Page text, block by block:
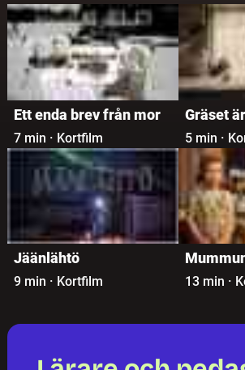
Ett enda brev från mor
7 min · Kortfilm
Gräset
5 min ·
Jäänlähtö
9 min · Kortfilm 13 min ·